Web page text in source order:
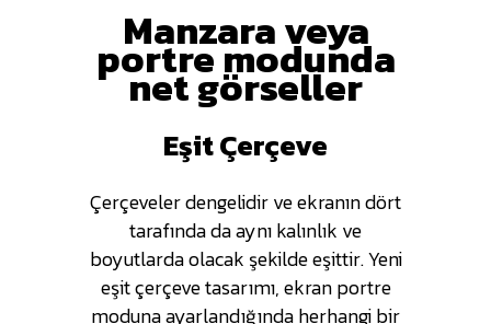
Manzara veya
portre modunda
net görseller
Eşit Çerçeve
Çerçeveler dengelidir ve ekranın dört
tarafında da aynı kalınlık ve
boyutlarda olacak şekilde eşittir. Yeni
eşit çerçeve tasarımı, ekran portre
moduna ayarlandığında herhangi bir